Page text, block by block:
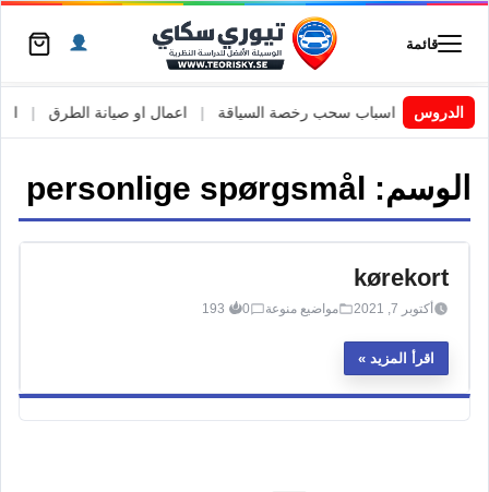
قائمة
الدروسالسويد | اسباب سحب رخصة السياقة اعمال او صيانة الطرق
الوسم: personlige spørgsmål
kørekort
أكتوبر 7, 2021 مواضيع منوعة 0
193
اقرأ المزيد